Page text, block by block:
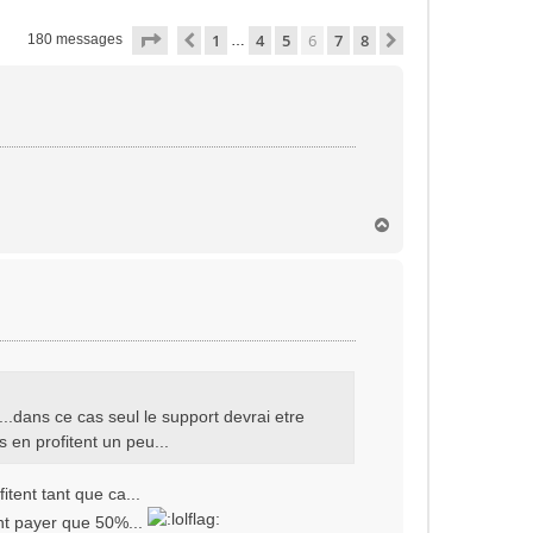
180 messages Page sur8
Précédente
1 … 4 5 6 7 8
ce cas seul le support devrai etre
profitent un peu...
tant que ca...
payer que 50%...